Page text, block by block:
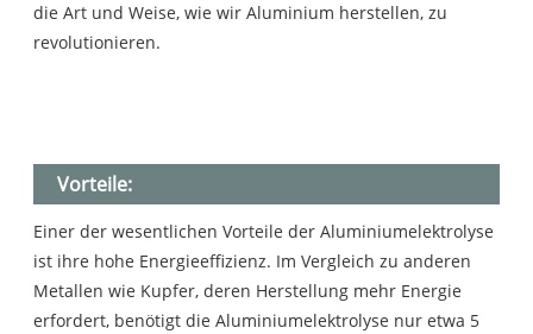
die Art und Weise, wie wir Aluminium herstellen, zu
revolutionieren.
Vorteile:
Einer der wesentlichen Vorteile der Aluminiumelektrolyse
ist ihre hohe Energieeffizienz. Im Vergleich zu anderen
Metallen wie Kupfer, deren Herstellung mehr Energie
erfordert, benötigt die Aluminiumelektrolyse nur etwa 5